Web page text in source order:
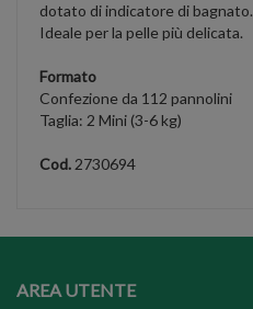
dotato di indicatore di bagnato.
Ideale per la pelle più delicata.
Formato
Confezione da 112 pannolini
Taglia: 2 Mini (3-6 kg)
Cod. 2730694
AREA UTENTE